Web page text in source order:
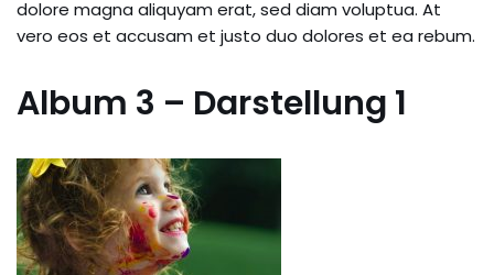
dolore magna aliquyam erat, sed diam voluptua. At
vero eos et accusam et justo duo dolores et ea rebum.
Album 3 – Darstellung 1